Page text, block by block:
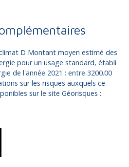
D Montant moyen estimé des
pour un usage standard, établi
de l'année 2021 : entre 3200.00
sur les risques auxquels ce
sur le site Géorisques :